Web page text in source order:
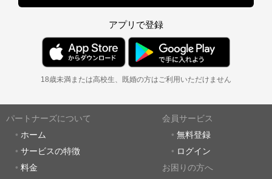
アプリで登録
18歳未満または高校生、既婚の方はご利用いただけません
パートナーズについて
ホーム
サービスの特徴
料金
会員サービス
無料登録
ログイン
お困りの方へ